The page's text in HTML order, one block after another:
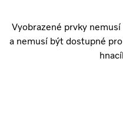
Vyobrazené prvky
a nemusí být dostupné